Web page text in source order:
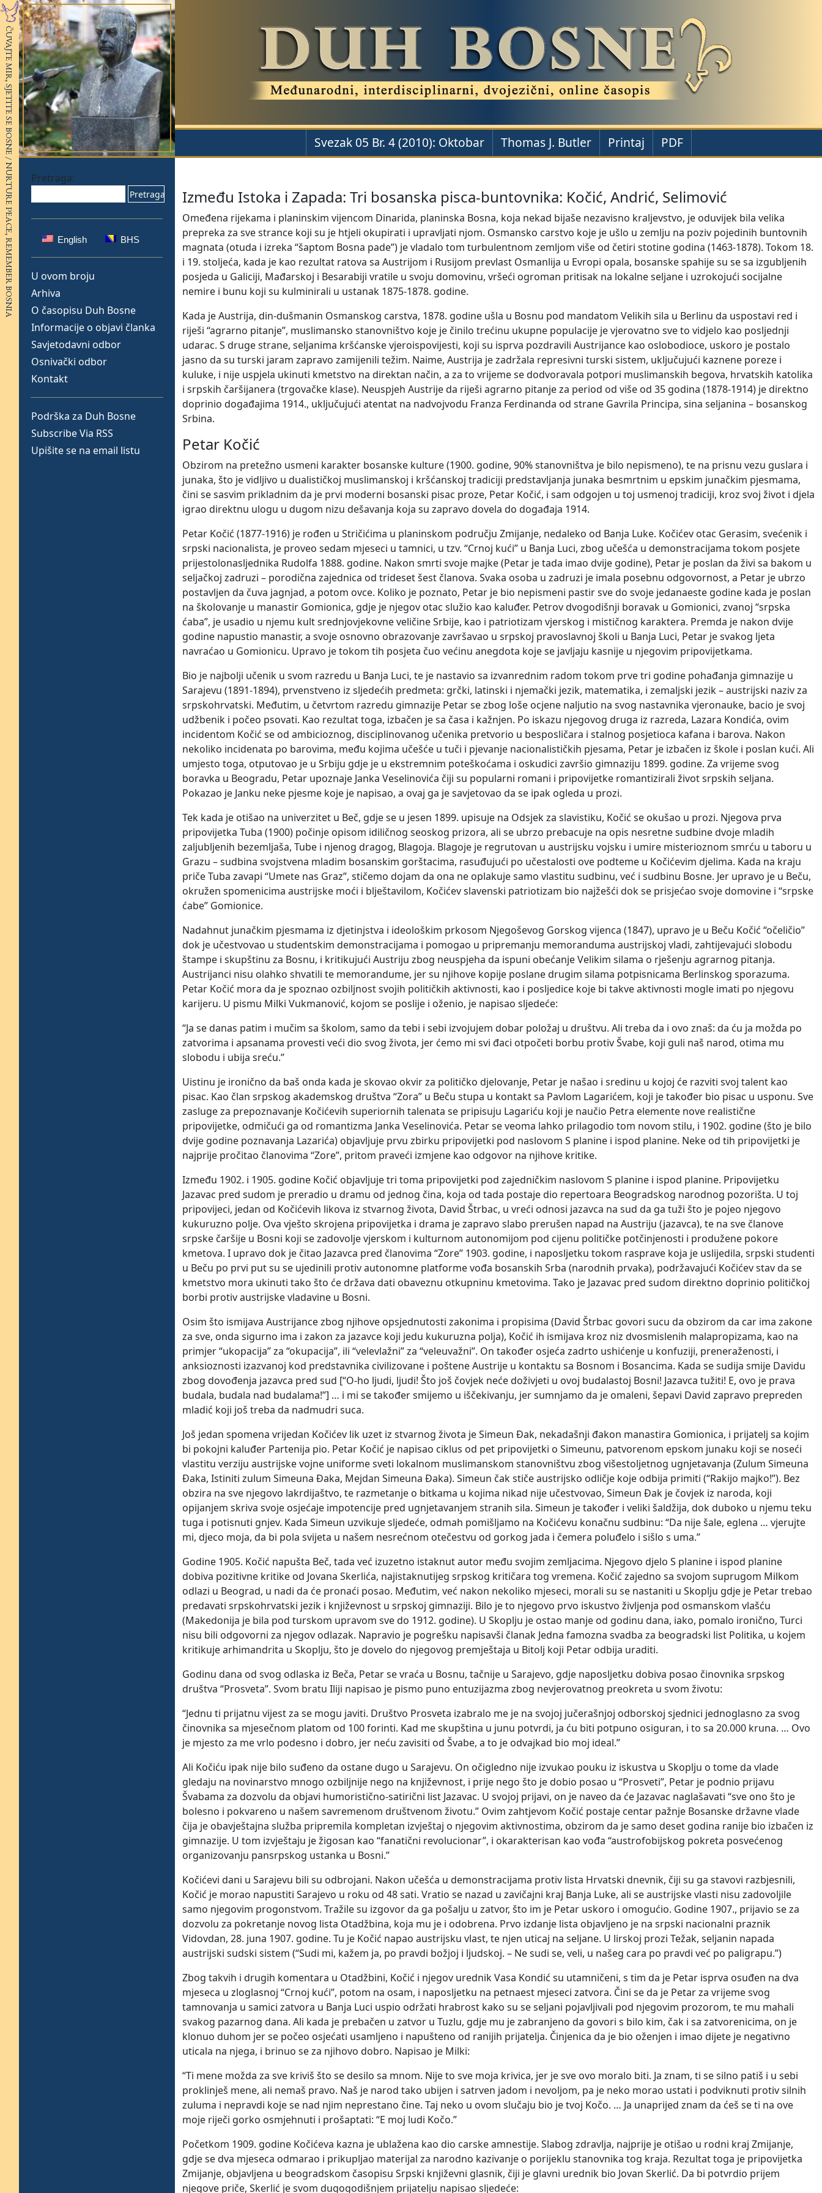
Pretraga:
English BHS
U ovom broju
Arhiva
O časopisu Duh Bosne
Informacije o objavi članka
Savjetodavni odbor
Osnivački odbor
Kontakt
Podrška za Duh Bosne
Subscribe Via RSS
Upišite se na email listu
Svezak 05 Br. 4 (2010): Oktobar Thomas J. Butler Printaj PDF
Između Istoka i Zapada: Tri bosanska pisca-buntovnika: Kočić, Andrić, Selimović
Omeđena rijekama i planinskim vijencom Dinarida, planinska Bosna, koja nekad bijaše nezavisno kraljevstvo, je oduvijek bila velika
prepreka za sve strance koji su je htjeli okupirati i upravljati njom. Osmansko carstvo koje je ušlo u zemlju na poziv pojedinih buntovnih
magnata (otuda i izreka “šaptom Bosna pade”) je vladalo tom turbulentnom zemljom više od četiri stotine godina (1463-1878). Tokom 18.
i 19. stoljeća, kada je kao rezultat ratova sa Austrijom i Rusijom prevlast Osmanlija u Evropi opala, bosanske spahije su se sa izgubljenih
posjeda u Galiciji, Mađarskoj i Besarabiji vratile u svoju domovinu, vršeći ogroman pritisak na lokalne seljane i uzrokojući socijalne
nemire i bunu koji su kulminirali u ustanak 1875-1878. godine.
Kada je Austrija, din-dušmanin Osmanskog carstva, 1878. godine ušla u Bosnu pod mandatom Velikih sila u Berlinu da uspostavi red i
riješi “agrarno pitanje”, muslimansko stanovništvo koje je činilo trećinu ukupne populacije je vjerovatno sve to vidjelo kao posljednji
udarac. S druge strane, seljanima kršćanske vjeroispovijesti, koji su isprva pozdravili Austrijance kao oslobodioce, uskoro je postalo
jasno da su turski jaram zapravo zamijenili težim. Naime, Austrija je zadržala represivni turski sistem, uključujući kaznene poreze i
kuluke, i nije uspjela ukinuti kmetstvo na direktan način, a za to vrijeme se dodvoravala potpori muslimanskih begova, hrvatskih katolika
i srpskih čaršijanera (trgovačke klase). Neuspjeh Austrije da riješi agrarno pitanje za period od više od 35 godina (1878-1914) je direktno
doprinio događajima 1914., uključujući atentat na nadvojvodu Franza Ferdinanda od strane Gavrila Principa, sina seljanina – bosanskog
Srbina.
Petar Kočić
Obzirom na pretežno usmeni karakter bosanske kulture (1900. godine, 90% stanovništva je bilo nepismeno), te na prisnu vezu guslara i
junaka, što je vidljivo u dualističkoj muslimanskoj i kršćanskoj tradiciji predstavljanja junaka besmrtnim u epskim junačkim pjesmama,
čini se sasvim prikladnim da je prvi moderni bosanski pisac proze, Petar Kočić, i sam odgojen u toj usmenoj tradiciji, kroz svoj život i djela
igrao direktnu ulogu u dugom nizu dešavanja koja su zapravo dovela do događaja 1914.
Petar Kočić (1877-1916) je rođen u Stričićima u planinskom području Zmijanje, nedaleko od Banja Luke. Kočićev otac Gerasim, svećenik i
srpski nacionalista, je proveo sedam mjeseci u tamnici, u tzv. “Crnoj kući” u Banja Luci, zbog učešća u demonstracijama tokom posjete
prijestolonasljednika Rudolfa 1888. godine. Nakon smrti svoje majke (Petar je tada imao dvije godine), Petar je poslan da živi sa bakom u
seljačkoj zadruzi – porodična zajednica od trideset šest članova. Svaka osoba u zadruzi je imala posebnu odgovornost, a Petar je ubrzo
postavljen da čuva jagnjad, a potom ovce. Koliko je poznato, Petar je bio nepismeni pastir sve do svoje jedanaeste godine kada je poslan
na školovanje u manastir Gomionica, gdje je njegov otac služio kao kaluđer. Petrov dvogodišnji boravak u Gomionici, zvanoj “srpska
ćaba”, je usadio u njemu kult srednjovjekovne veličine Srbije, kao i patriotizam vjerskog i mističnog karaktera. Premda je nakon dvije
godine napustio manastir, a svoje osnovno obrazovanje završavao u srpskoj pravoslavnoj školi u Banja Luci, Petar je svakog ljeta
navraćao u Gomionicu. Upravo je tokom tih posjeta čuo većinu anegdota koje se javljaju kasnije u njegovim pripovijetkama.
Bio je najbolji učenik u svom razredu u Banja Luci, te je nastavio sa izvanrednim radom tokom prve tri godine pohađanja gimnazije u
Sarajevu (1891-1894), prvenstveno iz sljedećih predmeta: grčki, latinski i njemački jezik, matematika, i zemaljski jezik – austrijski naziv za
srpskohrvatski. Međutim, u četvrtom razredu gimnazije Petar se zbog loše ocjene naljutio na svog nastavnika vjeronauke, bacio je svoj
udžbenik i počeo psovati. Kao rezultat toga, izbačen je sa časa i kažnjen. Po iskazu njegovog druga iz razreda, Lazara Kondića, ovim
incidentom Kočić se od ambicioznog, disciplinovanog učenika pretvorio u besposličara i stalnog posjetioca kafana i barova. Nakon
nekoliko incidenata po barovima, među kojima učešće u tuči i pjevanje nacionalističkih pjesama, Petar je izbačen iz škole i poslan kući. Ali
umjesto toga, otputovao je u Srbiju gdje je u ekstremnim poteškoćama i oskudici završio gimnaziju 1899. godine. Za vrijeme svog
boravka u Beogradu, Petar upoznaje Janka Veselinovića čiji su popularni romani i pripovijetke romantizirali život srpskih seljana.
Pokazao je Janku neke pjesme koje je napisao, a ovaj ga je savjetovao da se ipak ogleda u prozi.
Tek kada je otišao na univerzitet u Beč, gdje se u jesen 1899. upisuje na Odsjek za slavistiku, Kočić se okušao u prozi. Njegova prva
pripovijetka Tuba (1900) počinje opisom idiličnog seoskog prizora, ali se ubrzo prebacuje na opis nesretne sudbine dvoje mladih
zaljubljenih bezemljaša, Tube i njenog dragog, Blagoja. Blagoje je regrutovan u austrijsku vojsku i umire misterioznom smrću u taboru u
Grazu – sudbina svojstvena mladim bosanskim gorštacima, rasuđujući po učestalosti ove podteme u Kočićevim djelima. Kada na kraju
priče Tuba zavapi “Umete nas Graz”, stičemo dojam da ona ne oplakuje samo vlastitu sudbinu, već i sudbinu Bosne. Jer upravo je u Beču,
okružen spomenicima austrijske moći i blještavilom, Kočićev slavenski patriotizam bio najžešći dok se prisjećao svoje domovine i “srpske
ćabe” Gomionice.
Nadahnut junačkim pjesmama iz djetinjstva i ideološkim prkosom Njegoševog Gorskog vijenca (1847), upravo je u Beču Kočić “očeličio”
dok je učestvovao u studentskim demonstracijama i pomogao u pripremanju memoranduma austrijskoj vladi, zahtijevajući slobodu
štampe i skupštinu za Bosnu, i kritikujući Austriju zbog neuspjeha da ispuni obećanje Velikim silama o rješenju agrarnog pitanja.
Austrijanci nisu olahko shvatili te memorandume, jer su njihove kopije poslane drugim silama potpisnicama Berlinskog sporazuma.
Petar Kočić mora da je spoznao ozbiljnost svojih političkih aktivnosti, kao i posljedice koje bi takve aktivnosti mogle imati po njegovu
karijeru. U pismu Milki Vukmanović, kojom se poslije i oženio, je napisao sljedeće:
“Ja se danas patim i mučim sa školom, samo da tebi i sebi izvojujem dobar položaj u društvu. Ali treba da i ovo znaš: da ću ja možda po
zatvorima i apsanama provesti veći dio svog života, jer ćemo mi svi đaci otpočeti borbu protiv Švabe, koji guli naš narod, otima mu
slobodu i ubija sreću.”
Uistinu je ironično da baš onda kada je skovao okvir za političko djelovanje, Petar je našao i sredinu u kojoj će razviti svoj talent kao
pisac. Kao član srpskog akademskog društva “Zora” u Beču stupa u kontakt sa Pavlom Lagarićem, koji je također bio pisac u usponu. Sve
zasluge za prepoznavanje Kočićevih superiornih talenata se pripisuju Lagariću koji je naučio Petra elemente nove realistične
pripovijetke, odmičući ga od romantizma Janka Veselinovića. Petar se veoma lahko prilagodio tom novom stilu, i 1902. godine (što je bilo
dvije godine poznavanja Lazarića) objavljuje prvu zbirku pripovijetki pod naslovom S planine i ispod planine. Neke od tih pripovijetki je
najprije pročitao članovima “Zore”, pritom praveći izmjene kao odgovor na njihove kritike.
Između 1902. i 1905. godine Kočić objavljuje tri toma pripovijetki pod zajedničkim naslovom S planine i ispod planine. Pripovijetku
Jazavac pred sudom je preradio u dramu od jednog čina, koja od tada postaje dio repertoara Beogradskog narodnog pozorišta. U toj
pripovijeci, jedan od Kočićevih likova iz stvarnog života, David Štrbac, u vreći odnosi jazavca na sud da ga tuži što je pojeo njegovo
kukuruzno polje. Ova vješto skrojena pripovijetka i drama je zapravo slabo prerušen napad na Austriju (jazavca), te na sve članove
srpske čaršije u Bosni koji se zadovolje vjerskom i kulturnom autonomijom pod cijenu političke potčinjenosti i produžene pokore
kmetova. I upravo dok je čitao Jazavca pred članovima “Zore” 1903. godine, i naposljetku tokom rasprave koja je uslijedila, srpski studenti
u Beču po prvi put su se ujedinili protiv autonomne platforme vođa bosanskih Srba (narodnih prvaka), podržavajući Kočićev stav da se
kmetstvo mora ukinuti tako što će država dati obaveznu otkupninu kmetovima. Tako je Jazavac pred sudom direktno doprinio političkoj
borbi protiv austrijske vladavine u Bosni.
Osim što ismijava Austrijance zbog njihove opsjednutosti zakonima i propisima (David Štrbac govori sucu da obzirom da car ima zakone
za sve, onda sigurno ima i zakon za jazavce koji jedu kukuruzna polja), Kočić ih ismijava kroz niz dvosmislenih malapropizama, kao na
primjer “ukopacija” za “okupacija”, ili “velevlažni” za “veleuvažni”. On također osjeća zadrto ushićenje u konfuziji, preneraženosti, i
anksioznosti izazvanoj kod predstavnika civilizovane i poštene Austrije u kontaktu sa Bosnom i Bosancima. Kada se sudija smije Davidu
zbog dovođenja jazavca pred sud [“O-ho ljudi, ljudi! Što još čovjek neće doživjeti u ovoj budalastoj Bosni! Jazavca tužiti! E, ovo je prava
budala, budala nad budalama!”] … i mi se također smijemo u iščekivanju, jer sumnjamo da je omaleni, šepavi David zapravo prepreden
mladić koji još treba da nadmudri suca.
Još jedan spomena vrijedan Kočićev lik uzet iz stvarnog života je Simeun Đak, nekadašnji đakon manastira Gomionica, i prijatelj sa kojim
bi pokojni kaluđer Partenija pio. Petar Kočić je napisao ciklus od pet pripovijetki o Simeunu, patvorenom epskom junaku koji se noseći
vlastitu verziju austrijske vojne uniforme sveti lokalnom muslimanskom stanovništvu zbog višestoljetnog ugnjetavanja (Zulum Simeuna
Đaka, Istiniti zulum Simeuna Đaka, Mejdan Simeuna Đaka). Simeun čak stiče austrijsko odličje koje odbija primiti (“Rakijo majko!”). Bez
obzira na sve njegovo lakrdijaštvo, te razmetanje o bitkama u kojima nikad nije učestvovao, Simeun Đak je čovjek iz naroda, koji
opijanjem skriva svoje osjećaje impotencije pred ugnjetavanjem stranih sila. Simeun je također i veliki šaldžija, dok duboko u njemu teku
tuga i potisnuti gnjev. Kada Simeun uzvikuje sljedeće, odmah pomišljamo na Kočićevu konačnu sudbinu: “Da nije šale, eglena … vjerujte
mi, djeco moja, da bi pola svijeta u našem nesrećnom otečestvu od gorkog jada i čemera poluđelo i sišlo s uma.”
Godine 1905. Kočić napušta Beč, tada već izuzetno istaknut autor među svojim zemljacima. Njegovo djelo S planine i ispod planine
dobiva pozitivne kritike od Jovana Skerlića, najistaknutijeg srpskog kritičara tog vremena. Kočić zajedno sa svojom suprugom Milkom
odlazi u Beograd, u nadi da će pronaći posao. Međutim, već nakon nekoliko mjeseci, morali su se nastaniti u Skoplju gdje je Petar trebao
predavati srpskohrvatski jezik i književnost u srpskoj gimnaziji. Bilo je to njegovo prvo iskustvo življenja pod osmanskom vlašću
(Makedonija je bila pod turskom upravom sve do 1912. godine). U Skoplju je ostao manje od godinu dana, iako, pomalo ironično, Turci
nisu bili odgovorni za njegov odlazak. Napravio je pogrešku napisavši članak Jedna famozna svadba za beogradski list Politika, u kojem
kritikuje arhimandrita u Skoplju, što je dovelo do njegovog premještaja u Bitolj koji Petar odbija uraditi.
Godinu dana od svog odlaska iz Beča, Petar se vraća u Bosnu, tačnije u Sarajevo, gdje naposljetku dobiva posao činovnika srpskog
društva “Prosveta”. Svom bratu Iliji napisao je pismo puno entuzijazma zbog nevjerovatnog preokreta u svom životu:
“Jednu ti prijatnu vijest za se mogu javiti. Društvo Prosveta izabralo me je na svojoj jučerašnjoj odborskoj sjednici jednoglasno za svog
činovnika sa mjesečnom platom od 100 forinti. Kad me skupština u junu potvrdi, ja ću biti potpuno osiguran, i to sa 20.000 kruna. … Ovo
je mjesto za me vrlo podesno i dobro, jer neću zavisiti od Švabe, a to je odvajkad bio moj ideal.”
Ali Kočiću ipak nije bilo suđeno da ostane dugo u Sarajevu. On očigledno nije izvukao pouku iz iskustva u Skoplju o tome da vlade
gledaju na novinarstvo mnogo ozbiljnije nego na književnost, i prije nego što je dobio posao u “Prosveti”, Petar je podnio prijavu
Švabama za dozvolu da objavi humoristično-satirični list Jazavac. U svojoj prijavi, on je naveo da će Jazavac naglašavati “sve ono što je
bolesno i pokvareno u našem savremenom društvenom životu.” Ovim zahtjevom Kočić postaje centar pažnje Bosanske državne vlade
čija je obavještajna služba pripremila kompletan izvještaj o njegovim aktivnostima, obzirom da je samo deset godina ranije bio izbačen iz
gimnazije. U tom izvještaju je žigosan kao “fanatični revolucionar”, i okarakterisan kao vođa “austrofobijskog pokreta posvećenog
organizovanju pansrpskog ustanka u Bosni.”
Kočićevi dani u Sarajevu bili su odbrojani. Nakon učešća u demonstracijama protiv lista Hrvatski dnevnik, čiji su ga stavovi razbjesnili,
Kočić je morao napustiti Sarajevo u roku od 48 sati. Vratio se nazad u zavičajni kraj Banja Luke, ali se austrijske vlasti nisu zadovoljile
samo njegovim progonstvom. Tražile su izgovor da ga pošalju u zatvor, što im je Petar uskoro i omogućio. Godine 1907., prijavio se za
dozvolu za pokretanje novog lista Otadžbina, koja mu je i odobrena. Prvo izdanje lista objavljeno je na srpski nacionalni praznik
Vidovdan, 28. juna 1907. godine. Tu je Kočić napao austrijsku vlast, te njen uticaj na seljane. U lirskoj prozi Težak, seljanin napada
austrijski sudski sistem (“Sudi mi, kažem ja, po pravdi božjoj i ljudskoj. – Ne sudi se, veli, u našeg cara po pravdi već po paligrapu.”)
Zbog takvih i drugih komentara u Otadžbini, Kočić i njegov urednik Vasa Kondić su utamničeni, s tim da je Petar isprva osuđen na dva
mjeseca u zloglasnoj “Crnoj kući”, potom na osam, i naposljetku na petnaest mjeseci zatvora. Čini se da je Petar za vrijeme svog
tamnovanja u samici zatvora u Banja Luci uspio održati hrabrost kako su se seljani pojavljivali pod njegovim prozorom, te mu mahali
svakog pazarnog dana. Ali kada je prebačen u zatvor u Tuzlu, gdje mu je zabranjeno da govori s bilo kim, čak i sa zatvorenicima, on je
klonuo duhom jer se počeo osjećati usamljeno i napušteno od ranijih prijatelja. Činjenica da je bio oženjen i imao dijete je negativno
uticala na njega, i brinuo se za njihovo dobro. Napisao je Milki:
“Ti mene možda za sve kriviš što se desilo sa mnom. Nije to sve moja krivica, jer je sve ovo moralo biti. Ja znam, ti se silno patiš i u sebi
proklinješ mene, ali nemaš pravo. Naš je narod tako ubijen i satrven jadom i nevoljom, pa je neko morao ustati i podviknuti protiv silnih
zuluma i nepravdi koje se nad njim neprestano čine. Taj neko u ovom slučaju bio je tvoj Kočo. … Ja unaprijed znam da ćeš se ti na ove
moje riječi gorko osmjehnuti i prošaptati: “E moj ludi Kočo.”
Početkom 1909. godine Kočićeva kazna je ublažena kao dio carske amnestije. Slabog zdravlja, najprije je otišao u rodni kraj Zmijanje,
gdje se dva mjeseca odmarao i prikupljao materijal za narodno kazivanje o porijeklu stanovnika tog kraja. Rezultat toga je pripovijetka
Zmijanje, objavljena u beogradskom časopisu Srpski književni glasnik, čiji je glavni urednik bio Jovan Skerlić. Da bi potvrdio prijem
njegove priče, Skerlić je svom dugogodišnjem prijatelju napisao sljedeće: